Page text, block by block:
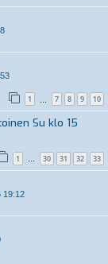
1 7 8 9 10
Su klo 15
1 … 30 31 32 33
19:12